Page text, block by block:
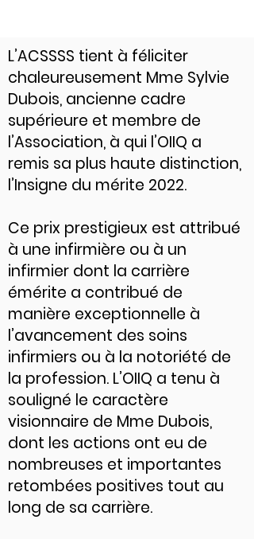
L’ACSSSS tient à féliciter
chaleureusement Mme Sylvie
Dubois, ancienne cadre
supérieure et membre de
l’Association, à qui l’OIIQ a
remis sa plus haute distinction,
l’Insigne du mérite 2022.
Ce prix prestigieux est attribué
à une infirmière ou à un
infirmier dont la carrière
émérite a contribué de
manière exceptionnelle à
l’avancement des soins
infirmiers ou à la notoriété de
la profession. L’OIIQ a tenu à
souligné le caractère
visionnaire de Mme Dubois,
dont les actions ont eu de
nombreuses et importantes
retombées positives tout au
long de sa carrière.